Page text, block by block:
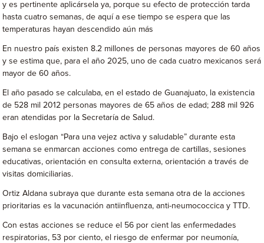
y es pertinente aplicársela ya, porque su efecto de protección tarda
hasta cuatro semanas, de aquí a ese tiempo se espera que las
temperaturas hayan descendido aún más
En nuestro país existen 8.2 millones de personas mayores de 60 años
y se estima que, para el año 2025, uno de cada cuatro mexicanos será
mayor de 60 años.
El año pasado se calculaba, en el estado de Guanajuato, la existencia
de 528 mil 2012 personas mayores de 65 años de edad; 288 mil 926
eran atendidas por la Secretaría de Salud.
Bajo el eslogan “Para una vejez activa y saludable” durante esta
semana se enmarcan acciones como entrega de cartillas, sesiones
educativas, orientación en consulta externa, orientación a través de
visitas domiciliarias.
Ortiz Aldana subraya que durante esta semana otra de la acciones
prioritarias es la vacunación antiinfluenza, anti-neumococcica y TTD.
Con estas acciones se reduce el 56 por cient las enfermedades
respiratorias, 53 por ciento, el riesgo de enfermar por neumonía,